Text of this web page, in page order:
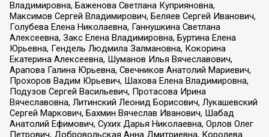
Владимировна, Баженова Светлана Куприяновна,
Максимов Сергей Владимирович, Беляев Сергей Иванович,
Голубева Елена Николаевна, Ганнушкина Светлана
Алексеевна, Закс Елена Владимировна, Буртина Елена
Юрьевна, Гендель Людмила Залмановна, Кокорина
Екатерина Алексеевна, Шуманов Илья Вячеславович,
Арапова Галина Юрьевна, Свечников Анатолий Мариевич,
Прохоров Вадим Юрьевич, Шахова Елена Владимировна,
Подузов Сергей Васильевич, Протасова Ирина
Вячеславовна, Литинский Леонид Борисович, Лукашевский
Сергей Маркович, Бахмин Вячеслав Иванович, Шабад
Анатолий Ефимович, Сухих Дарья Николаевна, Орлов Олег
Петрович, Добровольская Анна Дмитриевна, Королева